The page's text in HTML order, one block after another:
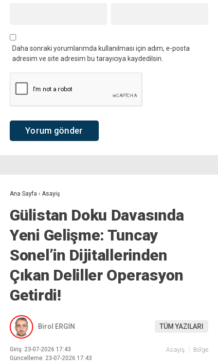
Daha sonraki yorumlarımda kullanılması için adım, e-posta
adresim ve site adresim bu tarayıcıya kaydedilsin.
Ana Sayfa › Asayiş
Gülistan Doku Davasında
Yeni Gelişme: Tuncay
Sonel’in Dijitallerinden
Çıkan Deliller Operasyon
Getirdi!
Birol ERGİN TÜM YAZILARI
Giriş: 23-07-2026 17:43
Güncelleme: 23-07-2026 17:43
Asayiş Bölge